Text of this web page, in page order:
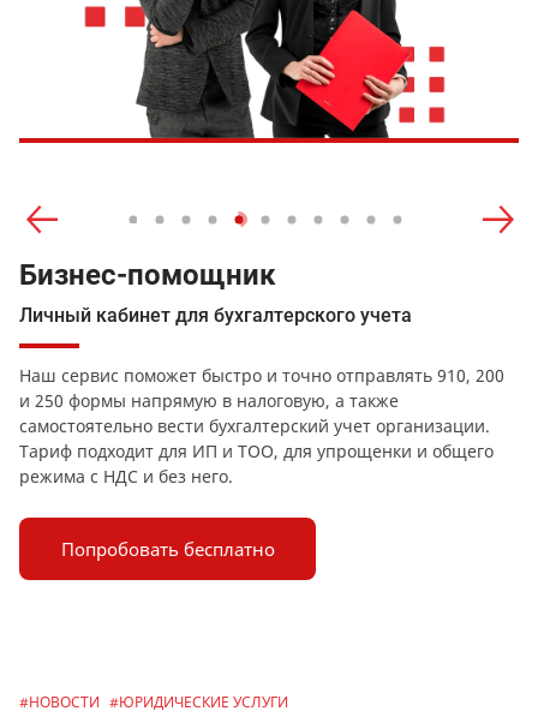
Бизнес-помощник
Личный кабинет для бухгалтерского учета
Наш сервис поможет быстро и точно отправлять 910, 200
и 250 формы напрямую в налоговую, а также
самостоятельно вести бухгалтерский учет организации.
Тариф подходит для ИП и ТОО, для упрощенки и общего
режима с НДС и без него.
Попробовать бесплатно
#НОВОСТИ #ЮРИДИЧЕСКИЕ УСЛУГИ